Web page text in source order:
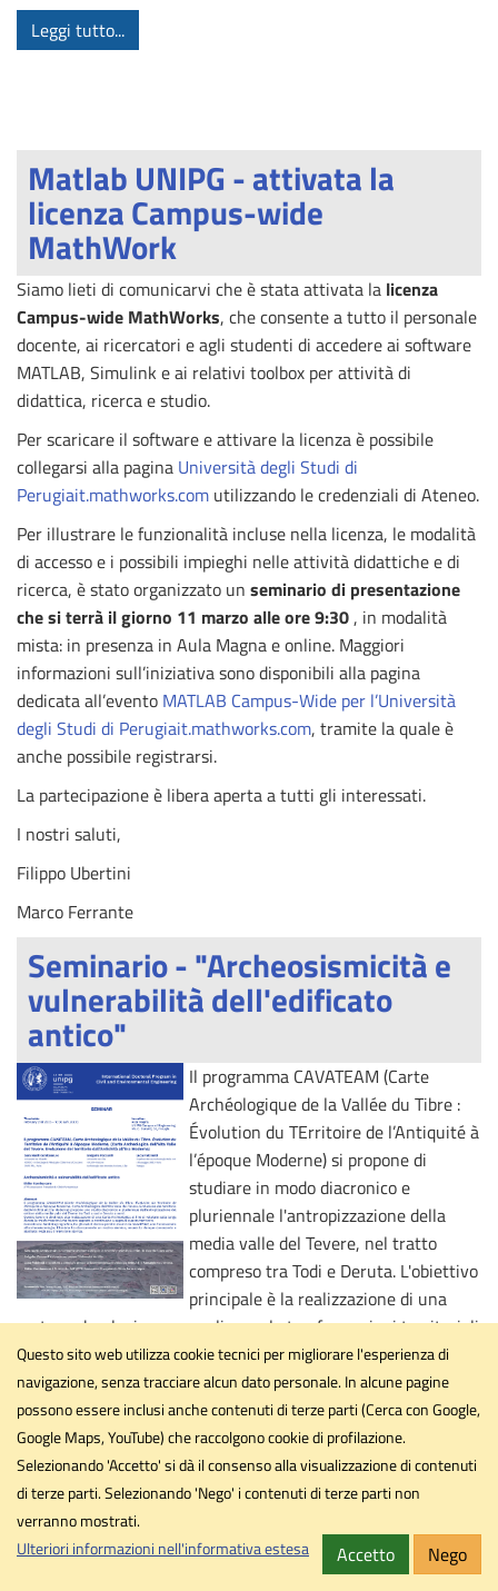
Leggi tutto...
Matlab UNIPG - attivata la
licenza Campus-wide
MathWork
Siamo lieti di comunicarvi che è stata attivata la licenza
Campus-wide MathWorks, che consente a tutto il personale
docente, ai ricercatori e agli studenti di accedere ai software
MATLAB, Simulink e ai relativi toolbox per attività di
didattica, ricerca e studio.
Per scaricare il software e attivare la licenza è possibile
collegarsi alla pagina Università degli Studi di
Perugiait.mathworks.com utilizzando le credenziali di Ateneo.
Per illustrare le funzionalità incluse nella licenza, le modalità
di accesso e i possibili impieghi nelle attività didattiche e di
ricerca, è stato organizzato un seminario di presentazione
che si terrà il giorno 11 marzo alle ore 9:30, in modalità
mista: in presenza in Aula Magna e online. Maggiori
informazioni sull’iniziativa sono disponibili alla pagina
dedicata all’evento MATLAB Campus-Wide per l’Università
degli Studi di Perugiait.mathworks.com, tramite la quale è
anche possibile registrarsi.
La partecipazione è libera aperta a tutti gli interessati.
I nostri saluti,
Filippo Ubertini
Marco Ferrante
Seminario - "Archeosismicità e
vulnerabilità dell'edificato
antico"
Il programma CAVATEAM (Carte
Archéologique de la Vallée du Tibre :
Évolution du TErritoire de l’Antiquité à
l’époque Moderne) si propone di
studiare in modo diacronico e
pluriennale l'antropizzazione della
media valle del Tevere, nel tratto
compreso tra Todi e Deruta. L'obiettivo
principale è la realizzazione di una
carta archeologica per analizzare le trasformazioni territoriali
nel lungo periodo. Tra i principali assi di ricerca, particolare
attenzione è dedicata all’archeosismologia, data la storica
sismicità dell’Umbria, al fine di approfondire la conoscenza del
rischio sismico nella sua dimensione storica.
Logistica: Polo di Ingegneria, Aula Magna ore 10:00
Questo sito web utilizza cookie tecnici per migliorare l'esperienza di
navigazione, senza tracciare alcun dato personale. In alcune pagine
possono essere inclusi anche contenuti di terze parti (Cerca con Google,
Google Maps, YouTube) che raccolgono cookie di profilazione.
Selezionando 'Accetto' si dà il consenso alla visualizzazione di contenuti
di terze parti. Selezionando 'Nego' i contenuti di terze parti non
verranno mostrati.
Ulteriori informazioni nell'informativa estesa
Accetto Nego